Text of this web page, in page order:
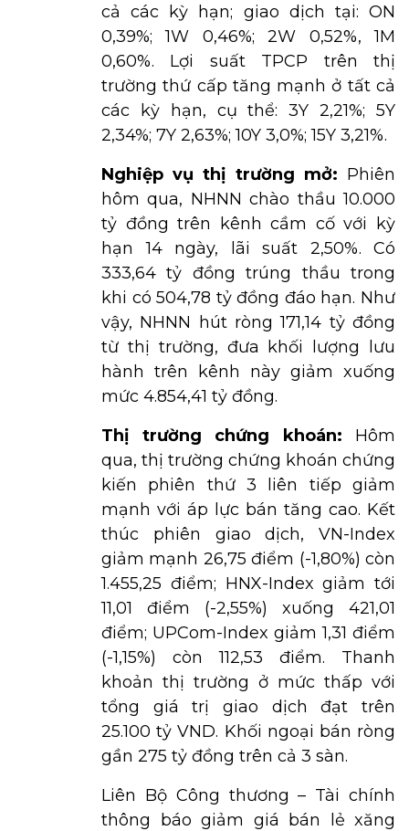
cả các kỳ hạn; giao dịch tại: ON
0,39%; 1W 0,46%; 2W 0,52%, 1M
0,60%. Lợi suất TPCP trên thị
trường thứ cấp tăng mạnh ở tất cả
các kỳ hạn, cụ thể: 3Y 2,21%; 5Y
2,34%; 7Y 2,63%; 10Y 3,0%; 15Y 3,21%.
Nghiệp vụ thị trường mở: Phiên
hôm qua, NHNN chào thầu 10.000
tỷ đồng trên kênh cầm cố với kỳ
hạn 14 ngày, lãi suất 2,50%. Có
333,64 tỷ đồng trúng thầu trong
khi có 504,78 tỷ đồng đáo hạn. Như
vậy, NHNN hút ròng 171,14 tỷ đồng
từ thị trường, đưa khối lượng lưu
hành trên kênh này giảm xuống
mức 4.854,41 tỷ đồng.
Thị trường chứng khoán: Hôm
qua, thị trường chứng khoán chứng
kiến phiên thứ 3 liên tiếp giảm
mạnh với áp lực bán tăng cao. Kết
thúc phiên giao dịch, VN-Index
giảm mạnh 26,75 điểm (-1,80%) còn
1.455,25 điểm; HNX-Index giảm tới
11,01 điểm (-2,55%) xuống 421,01
điểm; UPCom-Index giảm 1,31 điểm
(-1,15%) còn 112,53 điểm. Thanh
khoản thị trường ở mức thấp với
tổng giá trị giao dịch đạt trên
25.100 tỷ VND. Khối ngoại bán ròng
gần 275 tỷ đồng trên cả 3 sàn.
Liên Bộ Công thương – Tài chính
thông báo giảm giá bán lẻ xăng